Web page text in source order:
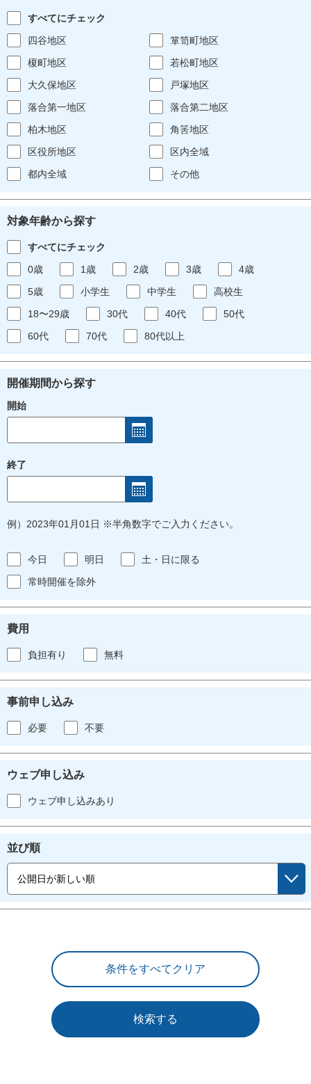
すべてにチェック
四谷地区
箪笥町地区
榎町地区
若松町地区
大久保地区
戸塚地区
落合第一地区
落合第二地区
柏木地区
角筈地区
区役所地区
区内全域
都内全域
その他
対象年齢から探す
すべてにチェック
0歳
1歳 2歳 3歳
4歳
5歳
小学生 中学生
高校生
18〜29歳
30代 40代
50代
60代
70代 80代以上
開催期間から探す
開始
終了
例）2023年01月01日 ※半角数字でご入力ください。
今日 明日
土・日に限る
常時開催を除外
費用
負担有り 無料
事前申し込み
必要 不要
ウェブ申し込み
ウェブ申し込みあり
並び順
検索する